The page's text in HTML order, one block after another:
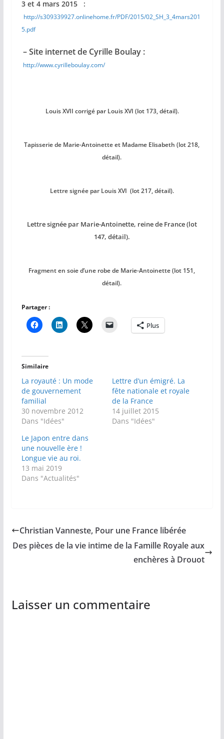
3 et 4 mars 2015 :
http://s309339927.onlinehome.fr/PDF/2015/02_SH_3_4mars201
5.pdf
– Site internet de Cyrille Boulay :
http://www.cyrilleboulay.com/
Louis XVII corrigé par Louis XVI (lot 173, détail).
Tapisserie de Marie-Antoinette et Madame Elisabeth (lot 218,
détail).
Lettre signée par Louis XVI (lot 217, détail).
Lettre signée par Marie-Antoinette, reine de France (lot
147, détail).
Fragment en soie d’une robe de Marie-Antoinette (lot 151,
détail).
Partager :
Plus
Similaire
La royauté : Un mode
de gouvernement
familial
30 novembre 2012
Dans "Idées"
Lettre d’un émigré. La
fête nationale et royale
de la France
14 juillet 2015
Dans "Idées"
Le Japon entre dans
une nouvelle ère !
Longue vie au roi.
13 mai 2019
Dans "Actualités"
Christian Vanneste, Pour une France libérée
Des pièces de la vie intime de la Famille Royale aux
enchères à Drouot
Laisser un commentaire